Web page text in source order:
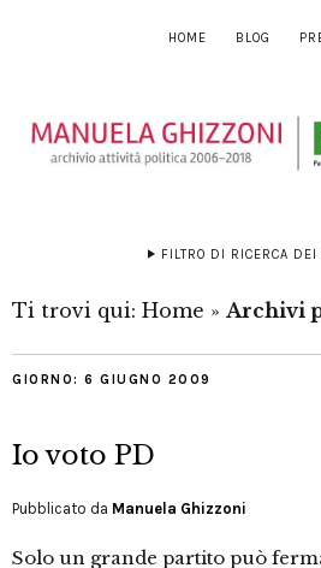
HOME BLOG
FILTRO DI RICERCA DEI
Ti trovi qui: Home » Archivi
GIORNO: 6 GIUGNO 2009
Io voto PD
Pubblicato da Manuela Ghizzoni
Solo un grande partito può